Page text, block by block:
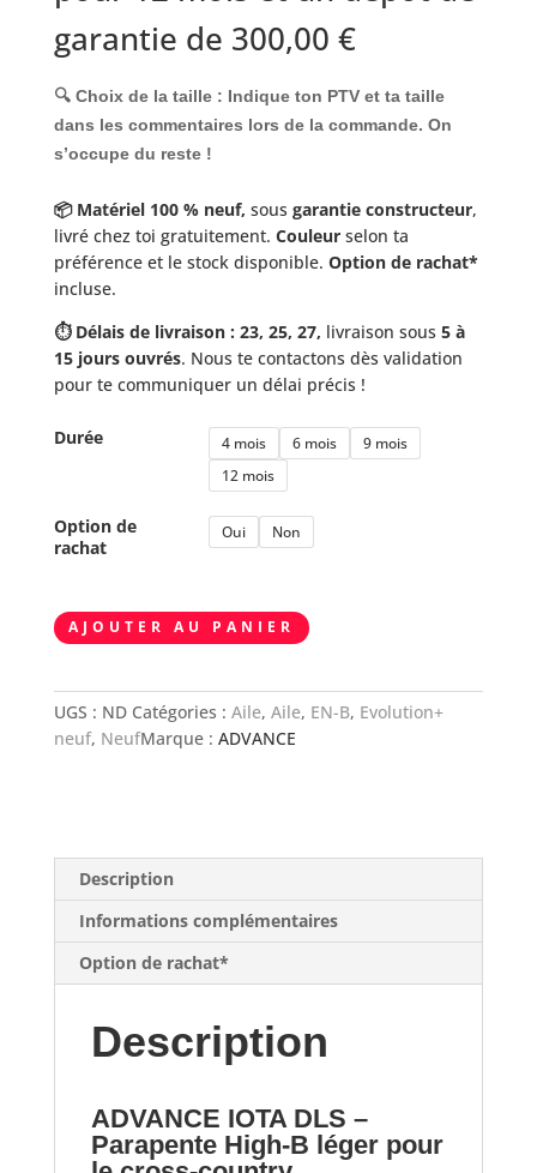
garantie de 300,00 €
🔍 Choix de la taille : Indique ton PTVet ta taille
dans les commentaires lors de la commande. On
s’occupe du reste !
📦 Matériel 100 % neuf, sous garantie constructeur,
livré chez toi gratuitement. Couleurselon ta
préférence et le stock disponible. Option de rachat*
incluse.
⏱️ Délais de livraison : 23, 25, 27, livraison sous 5 à
15 jours ouvrés. Nous te contactons dès validation
pour te communiquer un délai précis !
Durée 4 mois 6 mois
9 mois
12 mois
Option de
rachat
Oui Non
quantité
de
IOTA
AJOUTER AU PANIER
UGS : ND Catégories : Aile, Aile, EN-B, Evolution+
neuf, NeufMarque : ADVANCE
Description
Informations complémentaires
Option de rachat*
Description
ADVANCE IOTA DLS –
Parapente High-B léger pour